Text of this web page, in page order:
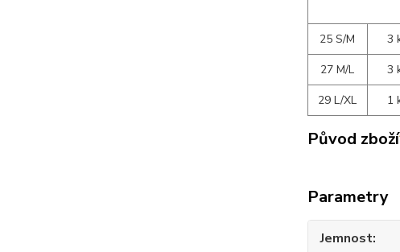
25 S/M
3
27 M/L
3
29 L/XL
1
Původ zboží
Parametry
Jemnost